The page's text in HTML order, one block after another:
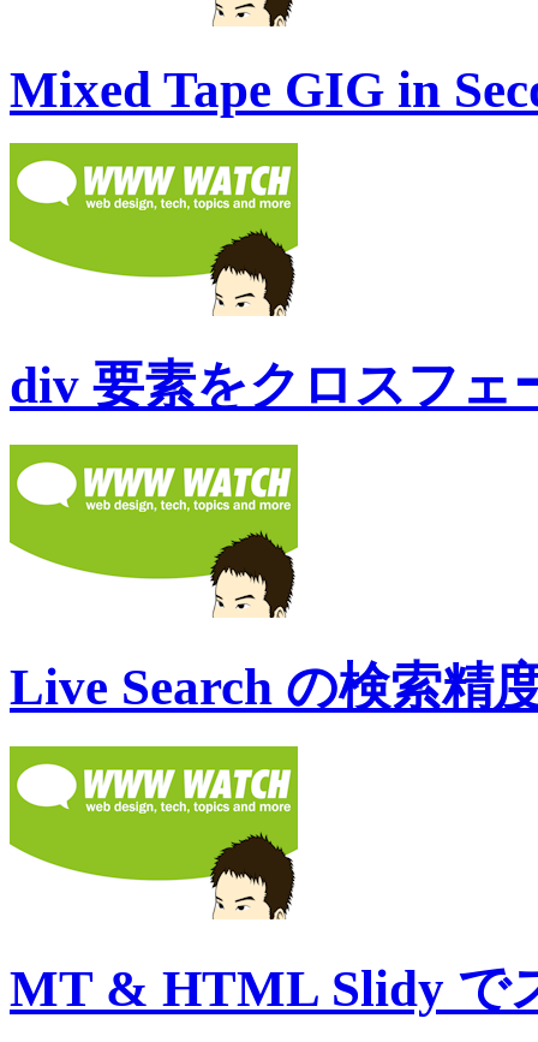
Mixed Tape GIG in
div 要素をクロスフェ
Live Search の検索精
MT & HTML Slidy で